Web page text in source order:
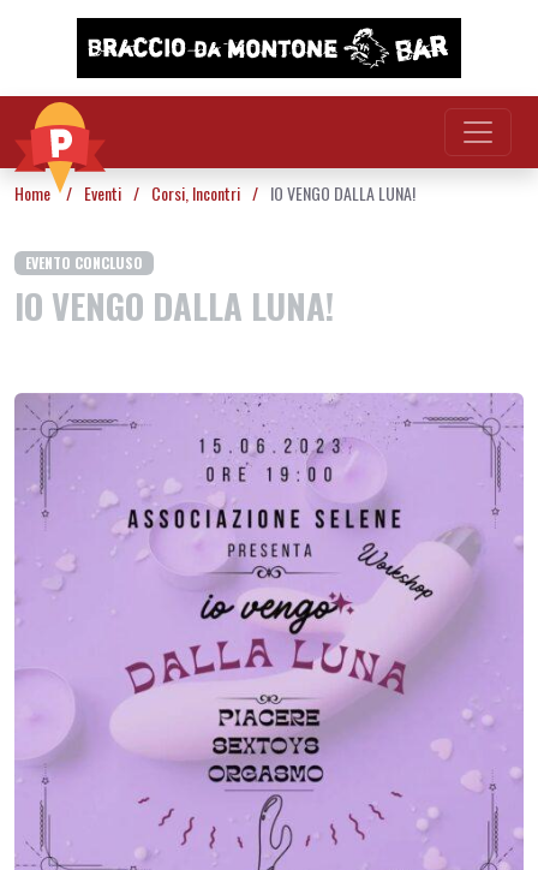
Vai al contenuto
Home / Eventi / Corsi Incontri / IO VENGO DALLA LUNA!
EVENTO CONCLUSO
IO VENGO DALLA LUNA!